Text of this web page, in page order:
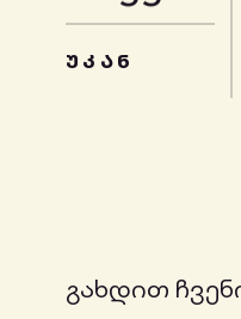
ᲣᲙᲐᲜ
გახდით